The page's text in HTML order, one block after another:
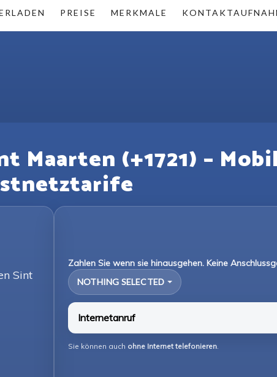
PREISE MERKMALE
Maarten (+1721) –
Sint
Zahlen Sie wenn sie hinausgehen. Keine
NOTHING SELECTED
Internetanruf
Sie können auch ohne Internet telefonieren